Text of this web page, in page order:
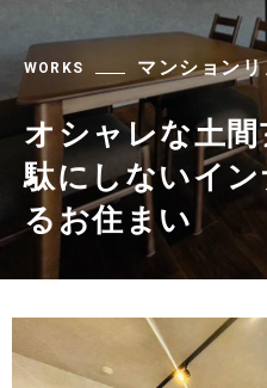
WORKS マンション
オシャレな土
駄にしないイ
るお住まい